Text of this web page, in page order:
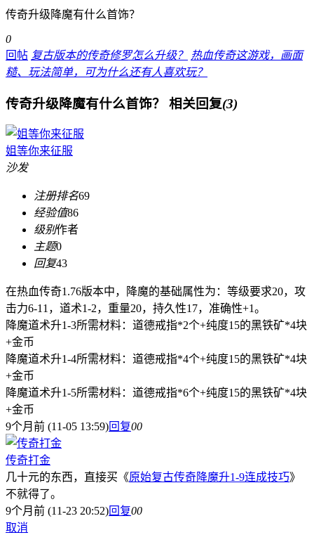
传奇升级降魔有什么首饰？
0
回帖 复古版本的传奇修罗怎么升级？
热血传奇这游戏，画面
糙、玩法简单，可为什么还有人喜欢玩？
传奇升级降魔有什么首饰？ 相关回复(3)
姐等你来征服
沙发
注册排名69
经验值86
级别作者
主题0
回复43
在热血传奇1.76版本中，降魔的基础属性为：等级要求20，攻
击力6-11，道术1-2，重量20，持久性17，准确性+1。
降魔道术升1-3所需材料：道德戒指*2个+纯度15的黑铁矿*4块
+金币
降魔道术升1-4所需材料：道德戒指*4个+纯度15的黑铁矿*4块
+金币
降魔道术升1-5所需材料：道德戒指*6个+纯度15的黑铁矿*4块
+金币
9个月前 (11-05 13:59)回复00
传奇打金
几十元的东西，直接买《原始复古传奇降魔升1-9连成技巧》
不就得了。
9个月前 (11-23 20:52)回复00
取消